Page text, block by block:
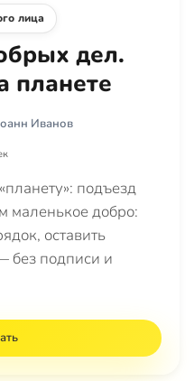
лица
дел.
планете
Иванов
подъезд
маленькое добро:
оставить
без подписи и